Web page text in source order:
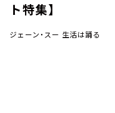
ト特集】
ジェーン・スー 生活は踊る